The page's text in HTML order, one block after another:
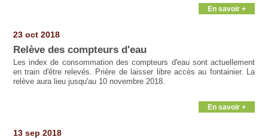
En savoir +
23 oct 2018
Relève des compteurs d'eau
Les index de consommation des compteurs d'eau sont actuellement
en train d'être relevés. Prière de laisser libre accès au fontainier. La
relève aura lieu jusqu'au 10 novembre 2018.
En savoir +
13 sep 2018